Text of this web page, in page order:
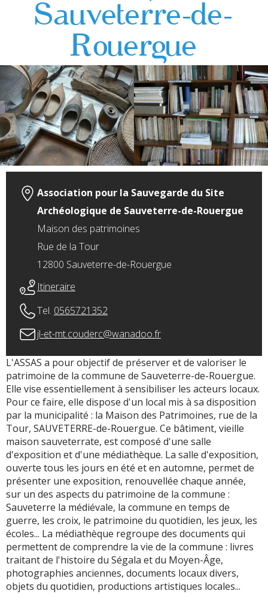
Sauveterre-de-
Rouergue
Association pour la Sauvegarde du Site
Archéologique de Sauveterre-de-Rouergue
Maison des patrimoines
Rue de la Tour
12800 Sauveterre-de-Rouergue
Itineraire
Tel. 0565721352
jl-et-mt.couderc@wanadoo.fr
L'ASSAS a pour objectif de préserver et de valoriser le
patrimoine de la commune de Sauveterre-de-Rouergue.
Elle vise essentiellement à sensibiliser les acteurs locaux.
Pour ce faire, elle dispose d'un local mis à sa disposition
par la municipalité : la Maison des Patrimoines, rue de la
Tour, SAUVETERRE-de-Rouergue. Ce bâtiment, vieille
maison sauveterrate, est composé d'une salle
d'exposition et d'une médiathèque. La salle d'exposition,
ouverte tous les jours en été et en automne, permet de
présenter une exposition, renouvellée chaque année,
sur un des aspects du patrimoine de la commune :
Sauveterre la médiévale, la commune en temps de
guerre, les croix, le patrimoine du quotidien, les jeux, les
écoles... La médiathèque regroupe des documents qui
permettent de comprendre la vie de la commune : livres
traitant de l'histoire du Ségala et du Moyen-Âge,
photographies anciennes, documents locaux divers,
objets du quotidien, productions artistiques locales...